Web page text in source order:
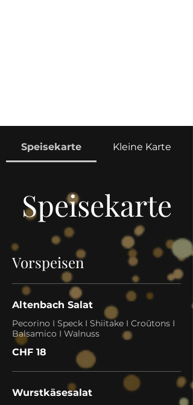
Speisekarte Kleine Karte
Speisekarte
Vorspeisen
Altenbach Salat
Pecorino I Speck I Shiitake I Croûtons I
Balsamico I Walnuss
CHF 18
Wurstkäsesalat